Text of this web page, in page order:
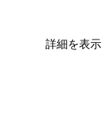
詳細を表示